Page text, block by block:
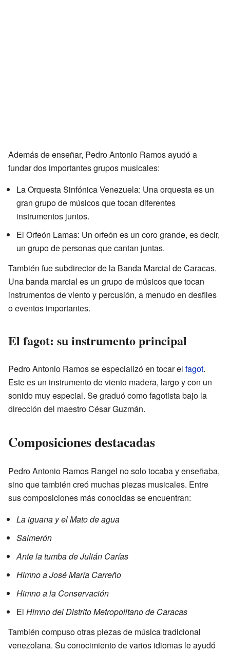
Además de enseñar, Pedro Antonio Ramos ayudó a
fundar dos importantes grupos musicales:
La Orquesta Sinfónica Venezuela: Una orquesta es un
gran grupo de músicos que tocan diferentes
instrumentos juntos.
El Orfeón Lamas: Un orfeón es un coro grande, es decir,
un grupo de personas que cantan juntas.
También fue subdirector de la Banda Marcial de Caracas.
Una banda marcial es un grupo de músicos que tocan
instrumentos de viento y percusión, a menudo en desfiles
o eventos importantes.
El fagot: su instrumento principal
Pedro Antonio Ramos se especializó en tocar el fagot.
Este es un instrumento de viento madera, largo y con un
sonido muy especial. Se graduó como fagotista bajo la
dirección del maestro César Guzmán.
Composiciones destacadas
Pedro Antonio Ramos Rangel no solo tocaba y enseñaba,
sino que también creó muchas piezas musicales. Entre
sus composiciones más conocidas se encuentran:
La iguana y el Mato de agua
Salmerón
Ante la tumba de Julián Carías
Himno a José María Carreño
Himno a la Conservación
El Himno del Distrito Metropolitano de Caracas
También compuso otras piezas de música tradicional
venezolana. Su conocimiento de varios idiomas le ayudó